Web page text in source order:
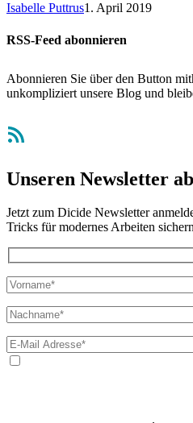
Isabelle Puttrus1. April 2019
RSS-Feed abonnieren
Abonnieren Sie über den Button
unkompliziert unsere Blog und
RSS-Feed
Unseren Newsletter
Jetzt zum Dicide Newsletter
Tricks für modernes Arbeiten
.